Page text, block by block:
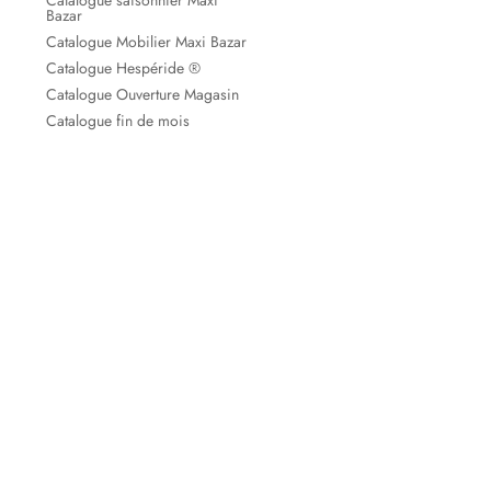
Bazar
Catalogue Mobilier Maxi Bazar
Catalogue Hespéride ®
Catalogue Ouverture Magasin
Catalogue fin de mois